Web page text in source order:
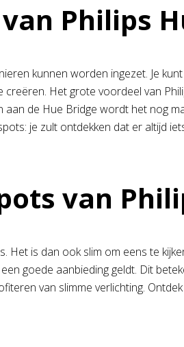
Philips
kunnen worden ingezet. Je
Het grote voordeel van
de Hue Bridge wordt het nog
je zult ontdekken dat er altijd
van
Het is dan ook slim om eens te
goede aanbieding geldt. Dit
van slimme verlichting.